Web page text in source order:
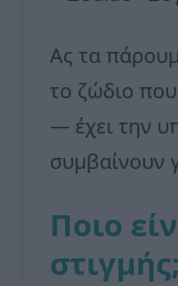
Ας τα
το ζώδιο που
— έχει την
συμβαίνουν
Ποιο
στιγμής;